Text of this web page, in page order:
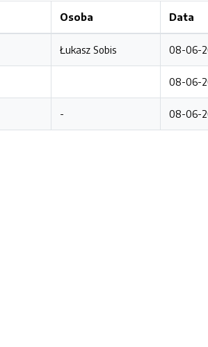
Osoba Data
Łukasz Sobis 08-06-
08-06-
- 08-06-